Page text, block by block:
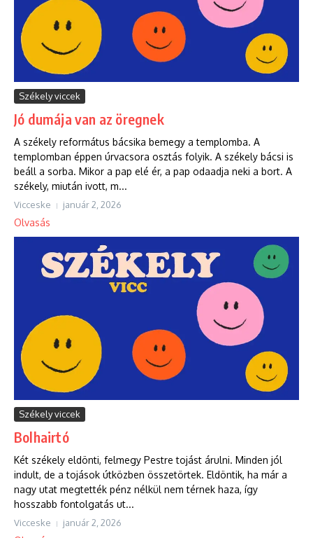
Székely viccek
Jó dumája van az öregnek
A székely református bácsika bemegy a templomba. A
templomban éppen úrvacsora osztás folyik. A székely bácsi is
beáll a sorba. Mikor a pap elé ér, a pap odaadja neki a bort. A
székely, miután ivott, m...
Vicceske január 2, 2026
Olvasás
Székely viccek
Bolhairtó
Két székely eldönti, felmegy Pestre tojást árulni. Minden jól
indult, de a tojások útközben összetörtek. Eldöntik, ha már a
nagy utat megtették pénz nélkül nem térnek haza, így
hosszabb fontolgatás ut...
Vicceske január 2, 2026